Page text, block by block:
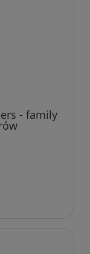
- family
cm